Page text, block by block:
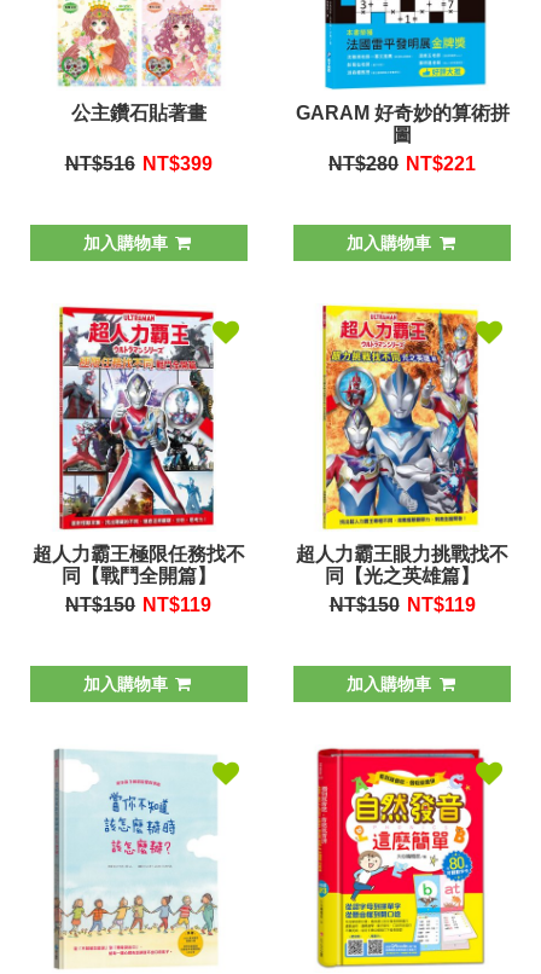
公主鑽石貼著畫
NT$516 NT$399
加入購物車
GARAM 好奇妙的算術拼
圖
NT$280 NT$221
加入購物車
超人力霸王極限任務找不
同【戰鬥全開篇】
NT$150 NT$119
加入購物車
超人力霸王眼力挑戰找不
同【光之英雄篇】
NT$150 NT$119
加入購物車